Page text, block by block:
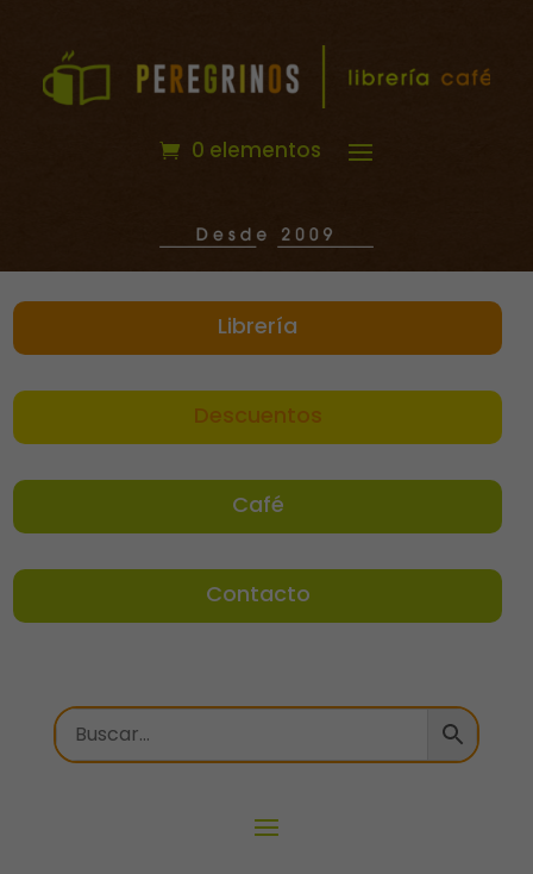
0 elementos
Librería
Descuentos
Café
Contacto